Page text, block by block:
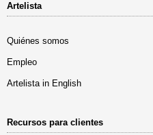
Artelista
Quiénes somos
Empleo
Artelista in English
Recursos para clientes